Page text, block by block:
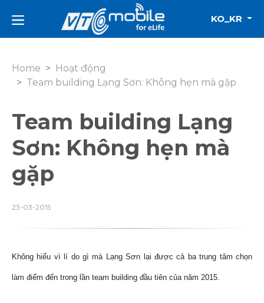
KO_KR
Home
Hoạt động
Team building Lạng Sơn: Không hẹn mà gặp
Team building Lạng
Sơn: Không hẹn mà
gặp
23-03-2015
Không hiểu vì lí do gì mà Lạng Sơn lại được cả ba trung tâm chọn
làm điểm đến trong lần team building đầu tiên của năm 2015.